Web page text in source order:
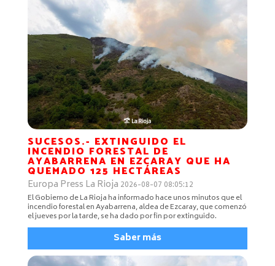
SUCESOS.- EXTINGUIDO EL
INCENDIO FORESTAL DE
AYABARRENA EN EZCARAY QUE HA
QUEMADO 125 HECTÁREAS
Europa Press La Rioja 2026-08-07 08:05:12
El Gobierno de La Rioja ha informado hace unos minutos que el
incendio forestal en Ayabarrena, aldea de Ezcaray, que comenzó
el jueves por la tarde, se ha dado por fin por extinguido.
Saber más